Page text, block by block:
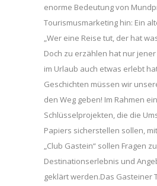
enorme Bedeutung von
Tourismusmarketing hin: Ein
„Wer eine Reise tut, der hat
Doch zu erzählen hat nur
im Urlaub auch etwas erlebt
Geschichten müssen wir
den Weg geben! Im Rahmen
Schlüsselprojekten, die die
Papiers sicherstellen sollen,
„Club Gastein“ sollen Fragen
Destinationserlebnis und
geklärt werden.Das Gasteiner